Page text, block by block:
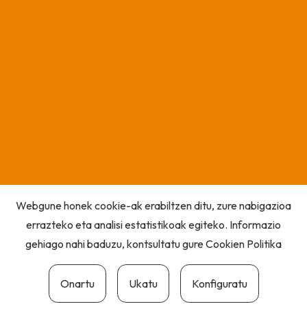
Webgune honek cookie-ak erabiltzen ditu, zure nabigazioa
errazteko eta analisi estatistikoak egiteko. Informazio
gehiago nahi baduzu, kontsultatu gureCookien Politika
Onartu Ukatu Konfiguratu